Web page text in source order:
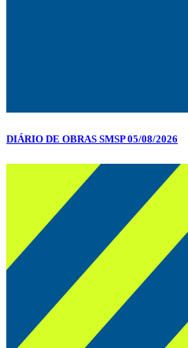
DIÁRIO DE OBRAS SMSP 05/08/2026